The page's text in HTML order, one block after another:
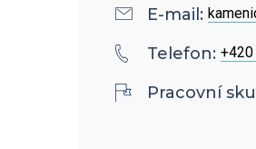
informace
E-mail:
Telefon:
Pracovní